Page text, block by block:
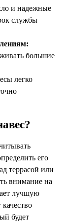
и надежные
службы
большие
легко
его
террасой или
внимание на
лучшую
будет